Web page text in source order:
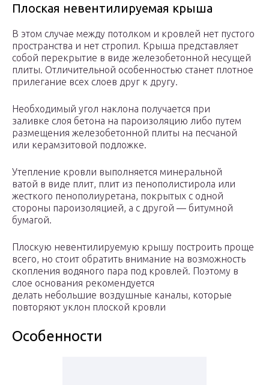
Плоская невентилируемая крыша
В этом случае между потолком и кровлей нет пустого
пространства и нет стропил. Крыша представляет
собой перекрытие в виде железобетонной несущей
плиты. Отличительной особенностью станет плотное
прилегание всех слоев друг к другу.
Необходимый угол наклона получается при
заливке слоя бетона на пароизоляцию либо путем
размещения железобетонной плиты на песчаной
или керамзитовой подложке.
Утепление кровли выполняется минеральной
ватой в виде плит, плит из пенополистирола или
жесткого пенополиуретана, покрытых с одной
стороны пароизоляцией, а с другой — битумной
бумагой.
Плоскую невентилируемую крышу построить проще
всего, но стоит обратить внимание на возможность
скопления водяного пара под кровлей. Поэтому в
слое основания рекомендуется
делать небольшие воздушные каналы, которые
повторяют уклон плоской кровли
Особенности